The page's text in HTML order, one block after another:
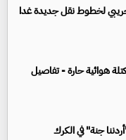
لخطوط نقل جديدة غدا
هوائية حارة - تفاصيل
جنة" في الكرك